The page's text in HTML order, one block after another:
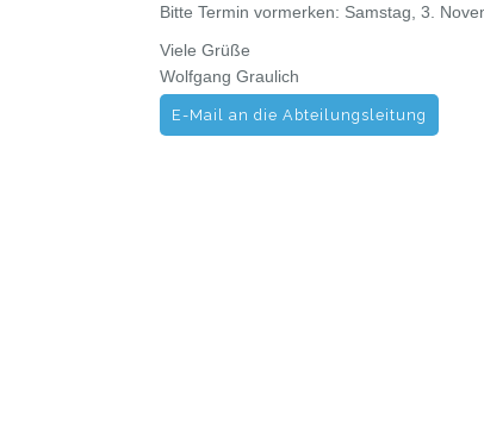
Bitte Termin vormerken: Samstag, 3.
Viele Grüße
Wolfgang Graulich
E-Mail an die Abteilungsleitung